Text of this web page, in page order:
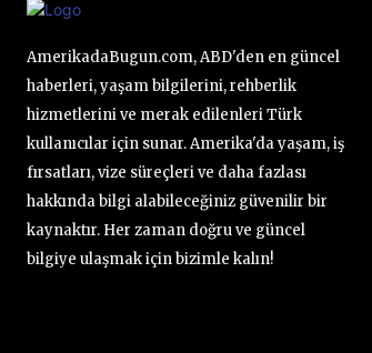
AmerikadaBugun.com, ABD'den en güncel
haberleri, yaşam bilgilerini, rehberlik
hizmetlerini ve merak edilenleri Türk
kullanıcılar için sunar. Amerika'da yaşam, iş
fırsatları, vize süreçleri ve daha fazlası
hakkında bilgi alabileceğiniz güvenilir bir
kaynaktır. Her zaman doğru ve güncel
bilgiye ulaşmak için bizimle kalın!